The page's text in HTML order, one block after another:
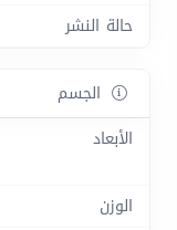
حالة النشر
الجسم
الأبعاد
الوزن